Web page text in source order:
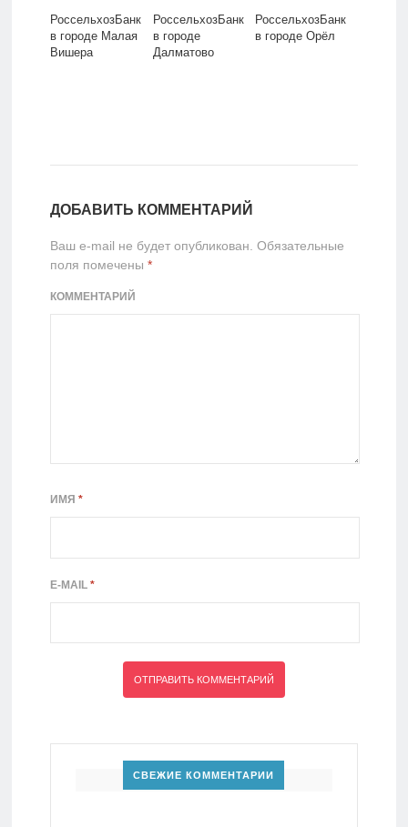
РоссельхозБанк
в городе Малая
Вишера
РоссельхозБанк
в городе
Далматово
РоссельхозБанк
в городе Орёл
ДОБАВИТЬ КОММЕНТАРИЙ
Ваш e-mail не будет опубликован. Обязательные
поля помечены *
КОММЕНТАРИЙ
ИМЯ *
E-MAIL *
СВЕЖИЕ КОММЕНТАРИИ